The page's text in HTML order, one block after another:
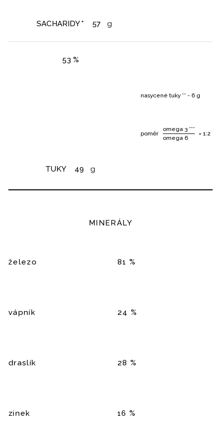
SACHARIDY * 57 g
53 %
TUKY 49 g
nasycené tuky ** - 6 g
poměr
omega 3 ***
omega 6
= 1:2
MINERÁLY
železo 81 %
vápník 24 %
draslík 28 %
zinek 16 %